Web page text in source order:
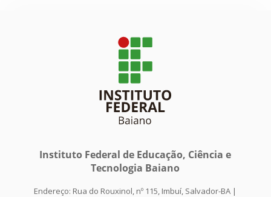
Instituto Federal de Educação, Ciência e
Tecnologia Baiano
Endereço: Rua do Rouxinol, nº 115, Imbuí, Salvador-BA |